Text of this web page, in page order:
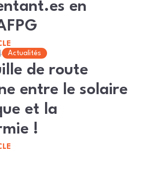
en
Actualités
de route
entre le solaire
et la
!